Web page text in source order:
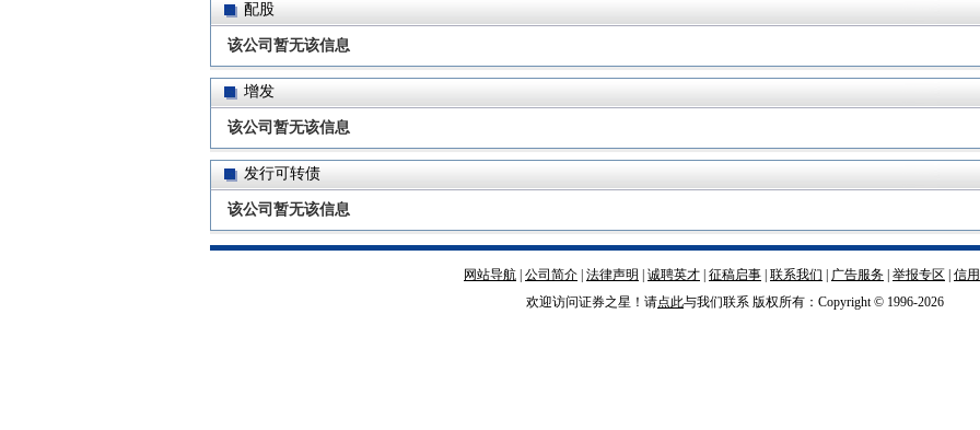
配股
该公司暂无该信息
增发
该公司暂无该信息
发行可转债
该公司暂无该信息
网站导航 公司简介 法律声明 诚聘英才 征稿启事 联系我们 广告服务 举报专区
信
欢迎访问证券之星！请点此与我们联系 版权所有：Copyright © 1996-2026